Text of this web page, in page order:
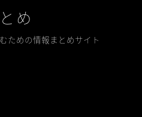
め
ための情報まとめサイト